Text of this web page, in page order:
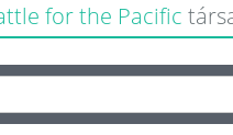
for the Pacific